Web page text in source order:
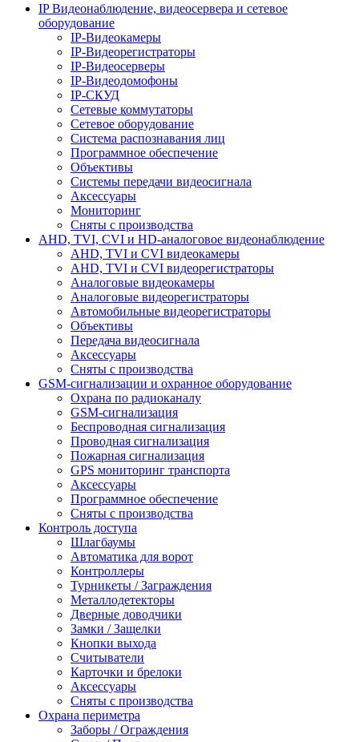
IP Видеонаблюдение, видеосервера и сетевое
оборудование
IP-Видеокамеры
IP-Видеорегистраторы
IP-Видеосерверы
IP-Видеодомофоны
IP-СКУД
Сетевые коммутаторы
Сетевое оборудование
Система распознавания лиц
Программное обеспечение
Объективы
Системы передачи видеосигнала
Аксессуары
Мониторинг
Сняты с производства
AHD, TVI, CVI и HD-аналоговое видеонаблюдение
AHD, TVI и CVI видеокамеры
AHD, TVI и CVI видеорегистраторы
Аналоговые видеокамеры
Аналоговые видеорегистраторы
Автомобильные видеорегистраторы
Объективы
Передача видеосигнала
Аксессуары
Сняты с производства
GSM-сигнализации и охранное оборудование
Охрана по радиоканалу
GSM-сигнализация
Беспроводная сигнализация
Проводная сигнализация
Пожарная сигнализация
GPS мониторинг транспорта
Аксессуары
Программное обеспечение
Сняты с производства
Контроль доступа
Шлагбаумы
Автоматика для ворот
Контроллеры
Турникеты / Заграждения
Металлодетекторы
Дверные доводчики
Замки / Защелки
Кнопки выхода
Считыватели
Карточки и брелоки
Аксессуары
Сняты с производства
Охрана периметра
Заборы / Ограждения